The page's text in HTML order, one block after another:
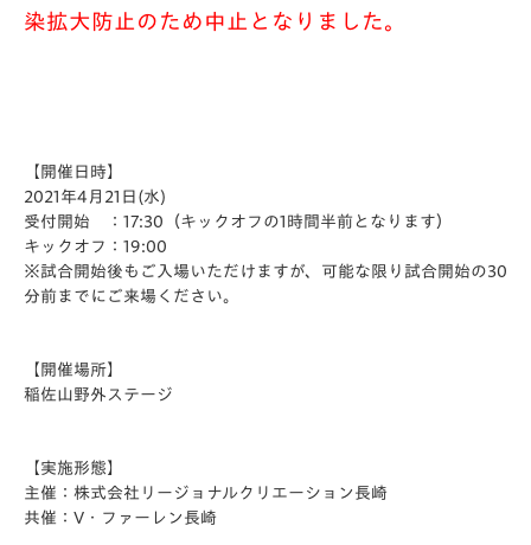
染拡大防止のため中止となりました。
【開催日時】
2021年4月21日(水)
受付開始 ：17:30（キックオフの1時間半前となります）
キックオフ：19:00
※試合開始後もご入場いただけますが、可能な限り試合開始の30
分前までにご来場ください。
【開催場所】
稲佐山野外ステージ
【実施形態】
主催：株式会社リージョナルクリエーション長崎
共催：V・ファーレン長崎